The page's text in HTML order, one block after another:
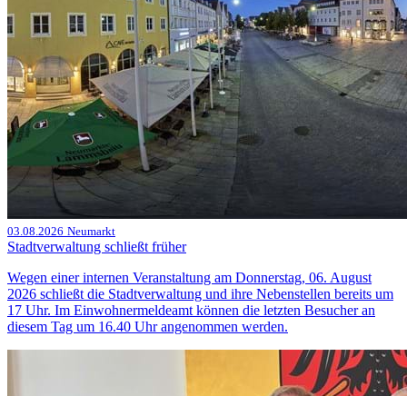
03.08.2026 Neumarkt
Stadtverwaltung schließt früher
Wegen einer internen Veranstaltung am Donnerstag, 06. August
2026 schließt die Stadtverwaltung und ihre Nebenstellen bereits um
17 Uhr. Im Einwohnermeldeamt können die letzten Besucher an
diesem Tag um 16.40 Uhr angenommen werden.